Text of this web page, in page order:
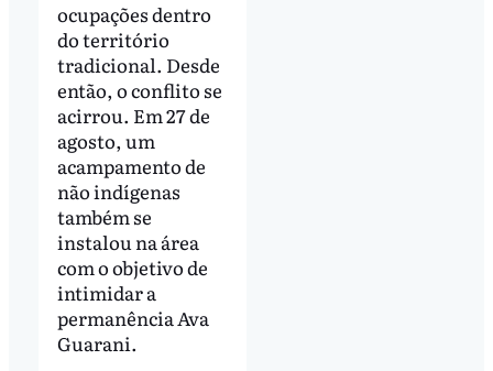
ocupações dentro
do território
tradicional. Desde
então, o conflito se
acirrou. Em 27 de
agosto, um
acampamento de
não indígenas
também se
instalou na área
com o objetivo de
intimidar a
permanência Ava
Guarani.